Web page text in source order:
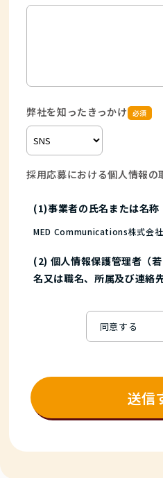
弊社を知ったきっかけ 必須
採用応募における個人情報の
(1)事業者の氏名または名称
MED Communications株式会社
(2) 個人情報保護管理者（
名又は職名、所属及び連絡
電話番号：03-6831-5555
FAX ：03-6831-5554
採用に係わる業務に利用するた
採用可否判断、採用業務に関す
取得した個人情報は法令等によ
同意する